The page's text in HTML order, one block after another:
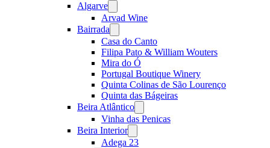
Algarve
menu
Arvad Wine
Bairrada
menu
Casa do Canto
Filipa Pato & William Wouters
Mira do Ó
Portugal Boutique Winery
Quinta Colinas de São Lourenço
Quinta das Bágeiras
Beira Atlântico
menu
Vinha das Penicas
Beira Interior
menu
Adega 23